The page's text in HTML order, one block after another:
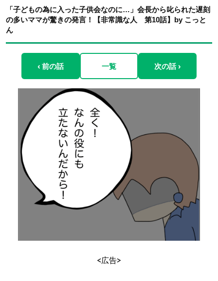
「子どもの為に入った子供会なのに…」会長から叱られた遅刻
の多いママが驚きの発言！【非常識な人 第10話】by こっと
ん
‹ 前の話 一覧 次の話 ›
<広告>